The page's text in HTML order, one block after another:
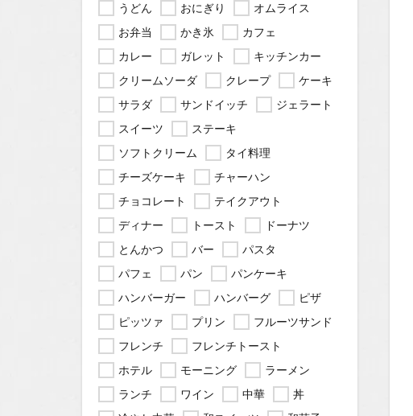
うどん
おにぎり
オムライス
お弁当
かき氷
カフェ
カレー
ガレット
キッチンカー
クリームソーダ
クレープ
ケーキ
サラダ
サンドイッチ
ジェラート
スイーツ
ステーキ
ソフトクリーム
タイ料理
チーズケーキ
チャーハン
チョコレート
テイクアウト
ディナー
トースト
ドーナツ
とんかつ
バー
パスタ
パフェ
パン
パンケーキ
ハンバーガー
ハンバーグ
ピザ
ピッツァ
プリン
フルーツサンド
フレンチ
フレンチトースト
ホテル
モーニング
ラーメン
ランチ
ワイン 中華
丼